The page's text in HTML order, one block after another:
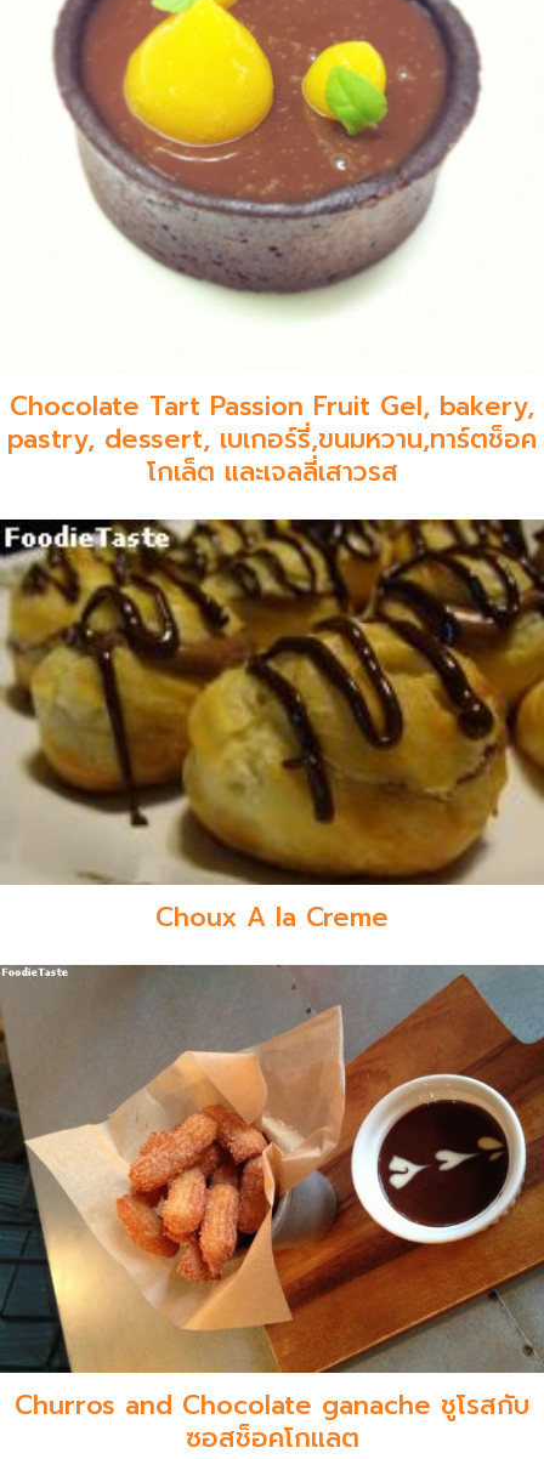
Chocolate Tart Passion Fruit Gel, bakery,
pastry, dessert, เบเกอร์รี่,ขนมหวาน,ทาร์ตช็อค
โกเล็ต และเจลลี่เสาวรส
Choux A la Creme
Churros and Chocolate ganache ชูโรสกับ
ซอสช็อคโกแลต